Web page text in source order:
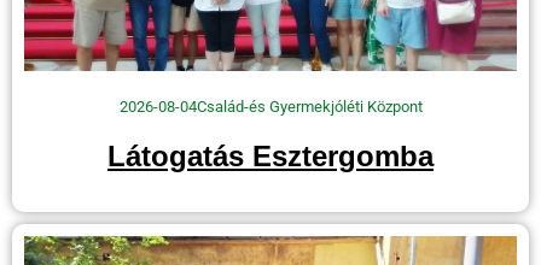
2026-08-04Család-és Gyermekjóléti Központ
Látogatás Esztergomba